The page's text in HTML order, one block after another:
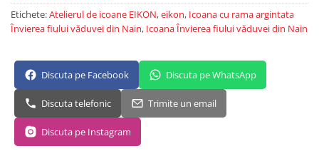
Etichete:Atelierul de icoane EIKON,eikon, Icoana cu rama argintata
Învierea fiului văduvei din Nain, Icoana Învierea fiului văduvei din Nain
Discuta pe Facebook Discuta pe WhatsApp
Discuta telefonic Trimite un email
Discuta pe Instagram